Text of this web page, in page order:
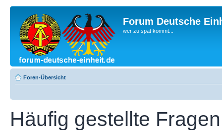
Forum Deutsche
wer zu spät kommt...
Foren-Übersicht
Häufig gestellte Fragen